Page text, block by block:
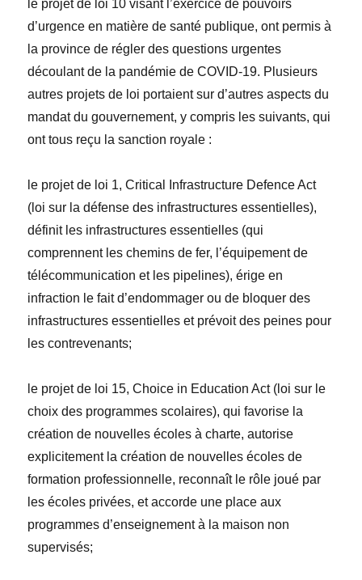
le projet de loi 10 visant l’exercice de pouvoirs
d’urgence en matière de santé publique,ont permis à
la province de régler des questions urgentes
découlant de la pandémie de COVID-19. Plusieurs
autres projets de loi portaient sur d’autres aspects du
mandat du gouvernement, y compris les suivants, qui
ont tous reçu la sanction royale :
le projet de loi 1,Critical Infrastructure Defence Act
(loi sur la défense des infrastructures essentielles),
définit les infrastructures essentielles (qui
comprennent les chemins de fer, l’équipement de
télécommunication et les pipelines),érige en
infraction le fait d’endommager ou de bloquer des
infrastructures essentielles et prévoit des peines pour
les contrevenants;
le projet de loi 15,Choice in Education Act(loi sur le
choix des programmes scolaires), qui favorise la
création de nouvelles écoles à charte, autorise
explicitement la création de nouvelles écoles de
formation professionnelle, reconnaît le rôle joué par
les écoles privées, et accorde une place aux
programmes d’enseignement à la maison non
supervisés;